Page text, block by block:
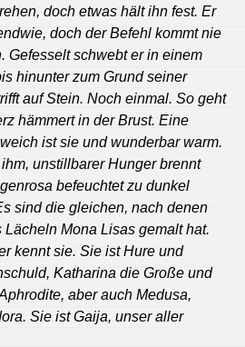
doch etwas hält ihn fest. Er
doch der Befehl kommt nie
Gefesselt schwebt er in einem
hinunter zum Grund seiner
auf Stein. Noch einmal. So geht
hämmert in der Brust. Eine
ist sie und wunderbar warm.
unstillbarer Hunger brennt
befeuchtet zu dunkel
sind die gleichen, nach denen
Mona Lisas gemalt hat.
kennt sie. Sie ist Hure und
Katharina die Große und
aber auch Medusa,
Sie ist Gaija, unser aller